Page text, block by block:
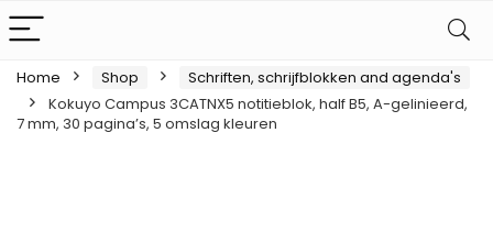
Home Shop
Schriften, schrijfblokken and agenda's
Kokuyo Campus 3CATNX5 notitieblok, half B5, A-gelinieerd,
7 mm, 30 pagina’s, 5 omslag kleuren